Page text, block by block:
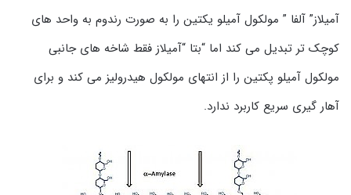
آمیلاز” آلفا ” مولکول آمیلو یکتین را به صورت رندوم به واحد های
کوچک تر تبدیل می کند اما “بتا “آمیلاز فقط شاخه های جانبی
مولکول آمیلو پکتین را از انتهای مولکول هیدرولیز می کند و برای
آهار گیری سریع کاربرد ندارد.